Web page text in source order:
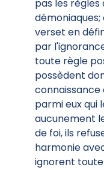
pas les
verset en
par
toute règle
possèdent
connaissance
parmi eux qui
aucunement
de foi, ils
harmonie
ignorent